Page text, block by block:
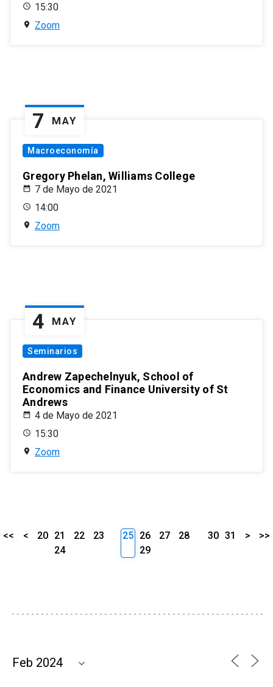
15:30
Zoom
7 MAY
Macroeconomía
Gregory Phelan, Williams College
7 de Mayo de 2021
14:00
Zoom
4 MAY
Seminarios
Andrew Zapechelnyuk, School of
Economics and Finance University of St
Andrews
4 de Mayo de 2021
15:30
Zoom
<< < 20 21 22
23
24
25 26 27
28
29
30 31 > >>